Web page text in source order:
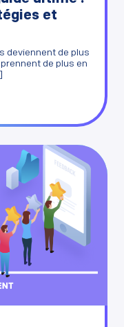
et
deviennent de plus
de plus en